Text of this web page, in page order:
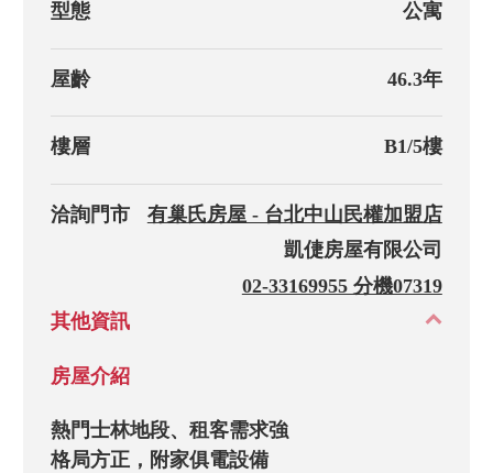
型態 公寓
屋齡 46.3年
樓層 B1/5樓
洽詢門市
有巢氏房屋 - 台北中山民權加盟店
凱倢房屋有限公司
02-33169955 分機07319
其他資訊
房屋介紹
熱門士林地段、租客需求強
格局方正，附家俱電設備